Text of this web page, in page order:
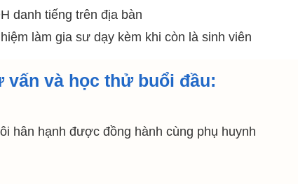
danh tiếng trên địa bàn
làm gia sư dạy kèm khi còn là sinh viên
vấn và học thử buổi đầu:
hân hạnh được đồng hành cùng phụ huynh